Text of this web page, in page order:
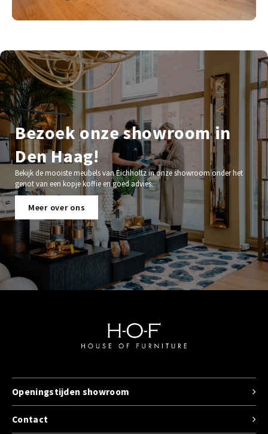
Bezoek onze showroom in
Den Haag!
Bekijk de mooiste meubels van Eichholtz in onze showroom onder het
genot van een kopje koffie en goed advies.
Meer over ons
Contact
Openingstijden showroom